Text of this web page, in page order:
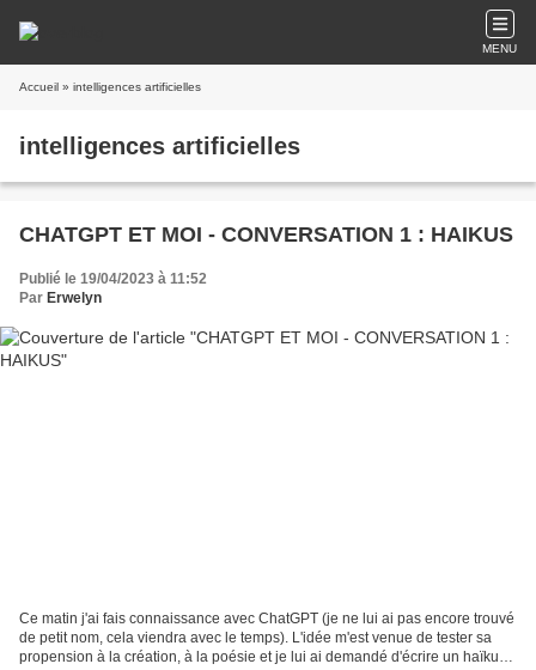
MENU
Accueil » intelligences artificielles
intelligences artificielles
CHATGPT ET MOI - CONVERSATION 1 : HAIKUS
Publié le 19/04/2023 à 11:52
Par Erwelyn
Ce matin j'ai fais connaissance avec ChatGPT (je ne lui ai pas encore trouvé
de petit nom, cela viendra avec le temps). L'idée m'est venue de tester sa
propension à la création, à la poésie et je lui ai demandé d'écrire un haïku